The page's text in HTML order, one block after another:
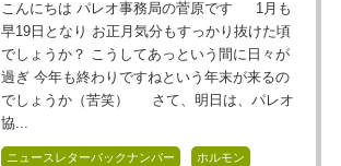
こんにちは パレオ事務局の菅原です 1月も
早19日となり お正月気分もすっかり抜けた頃
でしょうか？ こうしてあっという間に日々が
過ぎ 今年も終わりですねという年末が来るの
でしょうか（苦笑） さて、明日は、パレオ
協...
ニュースレターバックナンバー ホルモン